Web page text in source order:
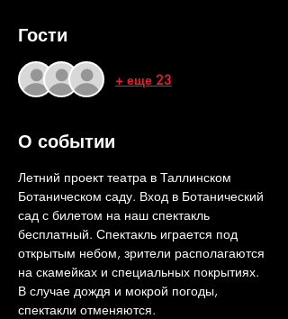
Гости
+ еще 23
О событии
Летний проект театра в Таллинском
Ботаническом саду. Вход в Ботанический
сад с билетом на наш спектакль
бесплатный. Спектакль играется под
открытым небом, зрители располагаются
на скамейках и специальных покрытиях.
В случае дождя и мокрой погоды,
спектакли отменяются.